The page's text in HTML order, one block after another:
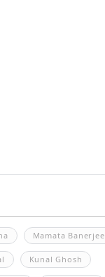
Mamata Banerjee
Kunal Ghosh